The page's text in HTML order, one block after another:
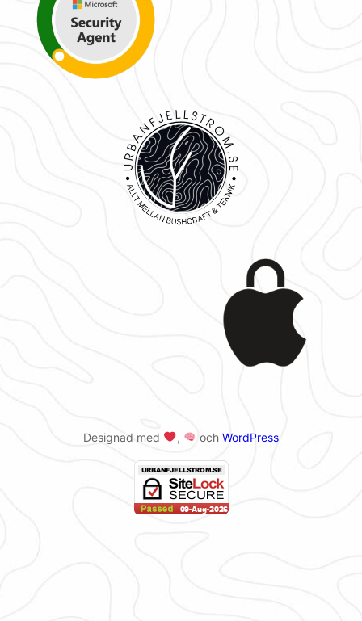
Designad med , och WordPress